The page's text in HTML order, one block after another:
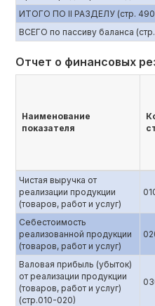
ИТОГО ПО II РАЗДЕЛУ (стр.
ВСЕГО по пассиву баланса
Отчет о финансовых
Наименование
показателя
Чистая выручка от
реализации продукции
(товаров, работ и услуг)
Себестоимость
реализованной продукции
(товаров, работ и услуг)
Валовая прибыль (убыток)
от реализации продукции
(товаров, работ и услуг)
(стр.010-020)